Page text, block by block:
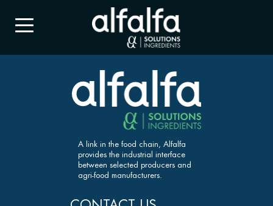
A link in the food chain, Alfalfa
provides the industrial interface
between selected producers and
agri-food manufacturers.